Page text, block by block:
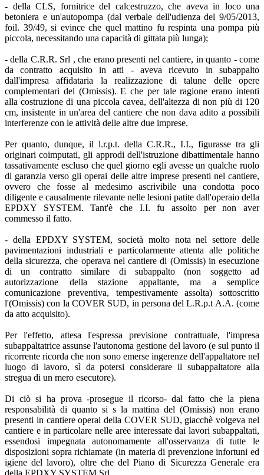
- della CLS, fornitrice del calcestruzzo, che aveva in loco una
betoniera e un'autopompa (dal verbale dell'udienza del 9/05/2013,
foil. 39/49, si evince che quel mattino fu respinta una pompa più
piccola, necessitando una capacità di gittata più lunga);
- della C.R.R. Srl , che erano presenti nel cantiere, in quanto - come
da contratto acquisito in atti - aveva ricevuto in subappalto
dall'impresa affidataria la realizzazione di talune delle opere
complementari del (Omissis). E che per tale ragione erano intenti
alla costruzione di una piccola cavea, dell'altezza di non più di 120
cm, insistente in un'area del cantiere che non dava adito a possibili
interferenze con le attività delle altre due imprese.
Per quanto, dunque, il l.r.p.t. della C.R.R., I.I., figurasse tra gli
originari coimputati, gli approdi dell'istruzione dibattimentale hanno
tassativamente escluso che quel giorno egli avesse un qualche ruolo
di garanzia verso gli operai delle altre imprese presenti nel cantiere,
ovvero che fosse al medesimo ascrivibile una condotta poco
diligente e causalmente rilevante nelle lesioni patite dall'operaio della
EPDXY SYSTEM. Tant'è che I.I. fu assolto per non aver
commesso il fatto.
- della EPDXY SYSTEM, società molto nota nel settore delle
pavimentazioni industriali e particolarmente attenta alle politiche
della sicurezza, che operava nel cantiere di (Omissis) in esecuzione
di un contratto similare di subappalto (non soggetto ad
autorizzazione della stazione appaltante, ma a semplice
comunicazione preventiva, tempestivamente assolta) sottoscritto
l'(Omissis) con la COVER SUD, in persona del L.R.p.t A.A. (come
da atto acquisito).
Per l'effetto, attesa l'espressa previsione contrattuale, l'impresa
subappaltatrice assunse l'autonoma gestione del lavoro (e sul punto il
ricorrente ricorda che non sono emerse ingerenze dell'appaltatore nel
luogo di lavoro, sì da potersi considerare il subappaltatore alla
stregua di un mero esecutore).
Di ciò si ha prova -prosegue il ricorso- dal fatto che la piena
responsabilità di quanto si s la mattina del (Omissis) non erano
presenti in cantiere operai della COVER SUD, giacchè volgeva nel
cantiere e in particolare nelle aree interessate dai lavori subappaltati,
essendosi impegnata autonomamente all'osservanza di tutte le
disposizioni sopra richiamate (in materia di prevenzione infortuni ed
igiene del lavoro), oltre che del Piano di Sicurezza Generale era
della EPDXY SYSTEM Srl .